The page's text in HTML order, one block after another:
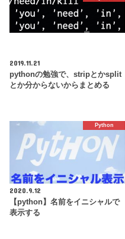
2019.11.21
pythonの勉強で、stripとかsplit
とか分からないからまとめる
Python
2020.9.12
【python】名前をイニシャルで
表示する